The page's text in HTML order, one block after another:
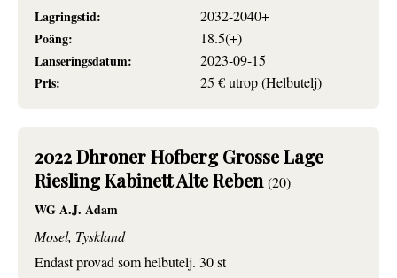
Lagringstid:
2032-2040+
Poäng:
18.5(+)
Lanseringsdatum:
2023-09-15
Pris:
25 € utrop (Helbutelj)
2022 Dhroner Hofberg Grosse Lage
Riesling Kabinett Alte Reben(20)
WG A.J. Adam
Mosel, Tyskland
Endast provad som helbutelj. 30 st